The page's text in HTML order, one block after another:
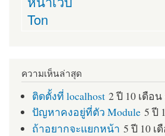
Ton
ความเห็นล่าสุด
ติดตั้งที่ localhost 2 ปี 10 เดือ
ปัญหาคงอยู่ที่ตัว Module 5 ปี
ถ้าอยากจะแยกหน้า 5 ปี 10 เ